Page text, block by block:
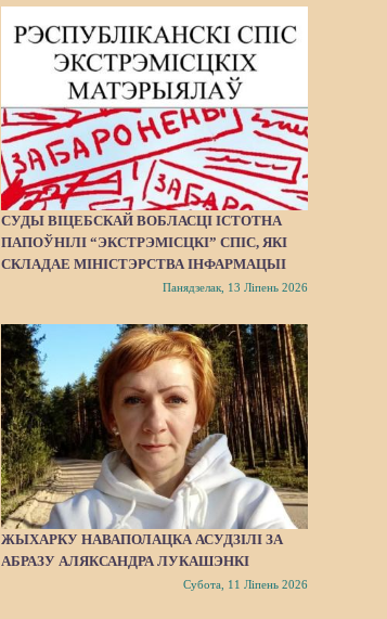
СУДЫ ВІЦЕБСКАЙ ВОБЛАСЦІ ІСТОТНА
ПАПОЎНІЛІ “ЭКСТРЭМІСЦКІ” СПІС, ЯКІ
СКЛАДАЕ МІНІСТЭРСТВА ІНФАРМАЦЫІ
Панядзелак, 13 Ліпень 2026
ЖЫХАРКУ НАВАПОЛАЦКА АСУДЗІЛІ ЗА
АБРАЗУ АЛЯКСАНДРА ЛУКАШЭНКІ
Субота, 11 Ліпень 2026